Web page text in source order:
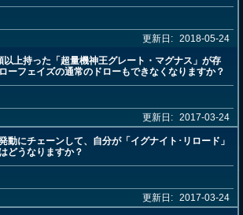
更新日: 2018-05-24
上持った「超量機神王グレート・マグナス」が存
ーフェイズの通常のドローもできなくなりますか？
更新日: 2017-03-24
動にチェーンして、自分が「イグナイト･リロード」
どうなりますか？
更新日: 2017-03-24